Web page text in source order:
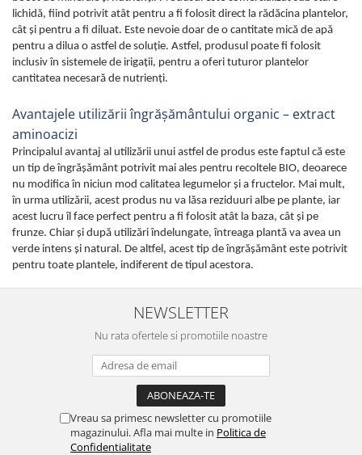
lichidă, fiind potrivit atât pentru a fi folosit direct la rădăcina plantelor,
cât şi pentru a fi diluat. Este nevoie doar de o cantitate mică de apă
pentru a dilua o astfel de soluţie. Astfel, produsul poate fi folosit
inclusiv în sistemele de irigaţii, pentru a oferi tuturor plantelor
cantitatea necesară de nutrienţi.
Avantajele utilizării îngrăşământului organic – extract
aminoacizi
Principalul avantaj al utilizării unui astfel de produs este faptul că este
un tip de îngrăşământ potrivit mai ales pentru recoltele BIO, deoarece
nu modifica în niciun mod calitatea legumelor şi a fructelor. Mai mult,
în urma utilizării, acest produs nu va lăsa reziduuri albe pe plante, iar
acest lucru îl face perfect pentru a fi folosit atât la baza, cât şi pe
frunze. Chiar şi după utilizări îndelungate, întreaga plantă va avea un
verde intens şi natural. De altfel, acest tip de îngrăşământ este potrivit
pentru toate plantele, indiferent de tipul acestora.
NEWSLETTER
Nu rata ofertele si promotiile noastre
Vreau sa primesc newsletter cu promotiile
magazinului. Afla mai multe in Politica de
Confidentialitate